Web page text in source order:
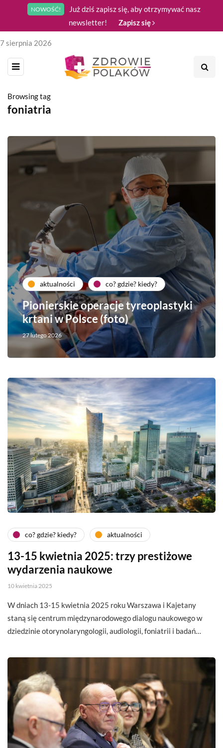
NOWOŚĆ!
Już dziś zapisz się, aby otrzymywać nasz
newsletter!
Zapisz się
7 sierpnia 2026
Browsing tag
foniatria
aktualności co? gdzie? kiedy?
Pionierskie operacje tyreoplastyki
krtani w Polsce (foto)
27 lutego 2026
co? gdzie? kiedy? aktualności
13-15 kwietnia 2025: trzy prestiżowe
wydarzenia naukowe
10 kwietnia 2025
W dniach 13-15 kwietnia 2025 roku Warszawa i Kajetany
staną się centrum międzynarodowego dialogu naukowego w
dziedzinie otorynolaryngologii, audiologii, foniatrii i badań…